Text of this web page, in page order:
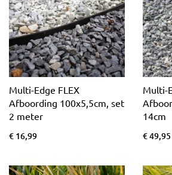
Multi-Edge FLEX
Afboording 100x5,5cm, set
2 meter
€ 16,99
Multi-
14cm
€ 49,95